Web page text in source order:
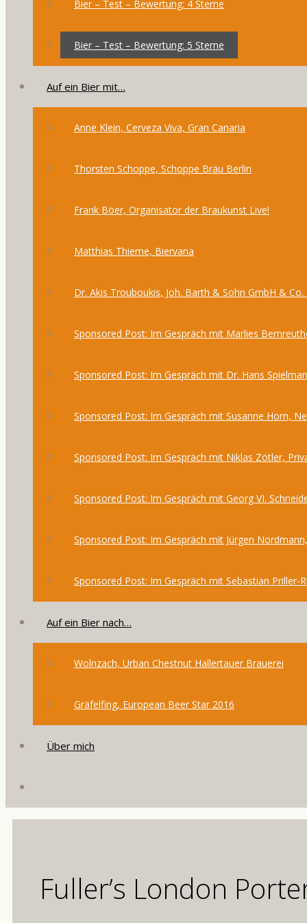
Bier – Test – Bewertung: 4 Sterne
Bier – Test – Bewertung: 5 Sterne
Auf ein Bier mit…
Anne Klein, Cerveza Viva, Gran Canaria
Thorsten Schoppe, Schoppe Bräu Berlin
Frank Böer, Organisator der Braukunst Live!
Matthias Thieme, Biervana
Dr. Akis Trouboukis, Joh. Barth & Sohn GmbH & Co.
Sponsored Post: Im Gespräch mit Marlies
Sponsored Post: Im Gespräch mit Dr. Hans
Sponsored Post: Im Gespräch mit Susanne Horn,
Sponsored Post: Im Gespräch mit Niklas Zötler,
Sponsored Post: Im Gespräch mit Georg VI.
Sponsored Post: Im Gespräch mit Jürgen
Sponsored Post: Im Gespräch mit Sebastian Priller-
Auf ein Bier nach…
Wolnzach, Urban Chestnut Hallertauer Brauerei
Gräfelfing, European Beer Star 2016
Über mich
Fuller’s London